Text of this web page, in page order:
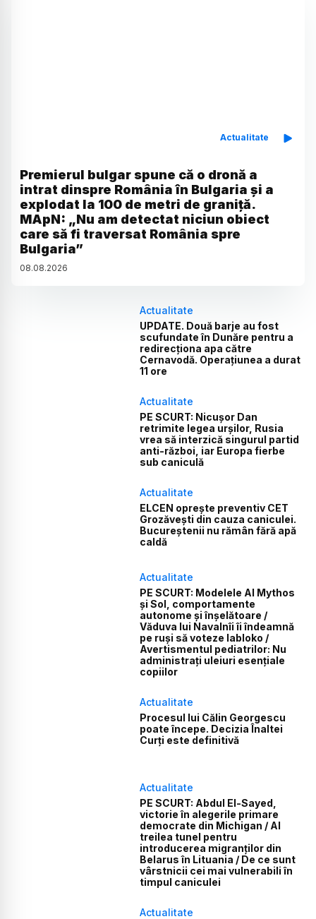
Actualitate
Premierul bulgar spune că o dronă a
intrat dinspre România în Bulgaria și a
explodat la 100 de metri de graniță.
MApN: „Nu am detectat niciun obiect
care să fi traversat România spre
Bulgaria”
08.08.2026
Actualitate
UPDATE. Două barje au fost
scufundate în Dunăre pentru a
redirecționa apa către
Cernavodă. Operațiunea a durat
11 ore
Actualitate
PE SCURT: Nicușor Dan
retrimite legea urșilor, Rusia
vrea să interzică singurul partid
anti-război, iar Europa fierbe
sub caniculă
Actualitate
ELCEN oprește preventiv CET
Grozăvești din cauza caniculei.
Bucureștenii nu rămân fără apă
caldă
Actualitate
PE SCURT: Modelele AI Mythos
și Sol, comportamente
autonome și înșelătoare /
Văduva lui Navalnîi îi îndeamnă
pe ruși să voteze Iabloko /
Avertismentul pediatrilor: Nu
administrați uleiuri esențiale
copiilor
Actualitate
Procesul lui Călin Georgescu
poate începe. Decizia Înaltei
Curți este definitivă
Actualitate
PE SCURT: Abdul El-Sayed,
victorie în alegerile primare
democrate din Michigan / Al
treilea tunel pentru
introducerea migranților din
Belarus în Lituania / De ce sunt
vârstnicii cei mai vulnerabili în
timpul caniculei
Actualitate